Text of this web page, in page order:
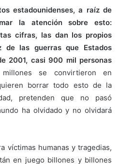
estadounidenses, a raíz de
la atención sobre esto:
cifras, las dan los propios
de las guerras que Estados
2001, casi 900 mil personas
se convirtieron en
borrar todo esto de la
pretenden que no pasó
ha olvidado y no olvidará
víctimas humanas y tragedias,
en juego billones y billones